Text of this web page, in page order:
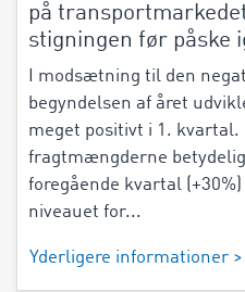
på
stigningen før påske
I modsætning til den
begyndelsen af året
meget positivt i 1.
fragtmængderne
foregående kvartal
niveauet for...
Yderligere informationer >